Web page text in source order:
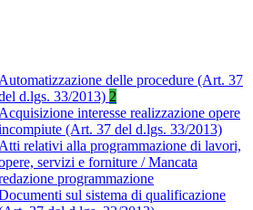
Automatizzazione delle procedure (Art. 37
d.lgs. 33/2013) 2
Acquisizione interesse realizzazione opere
(Art. 37 del d.lgs. 33/2013)
Atti relativi alla programmazione di lavori,
servizi e forniture / Mancata
programmazione
sul sistema di qualificazione